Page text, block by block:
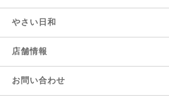
やさい日和
店舗情報
お問い合わせ